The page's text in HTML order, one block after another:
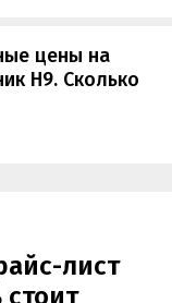
цены на
H9. Сколько
лист
стоит